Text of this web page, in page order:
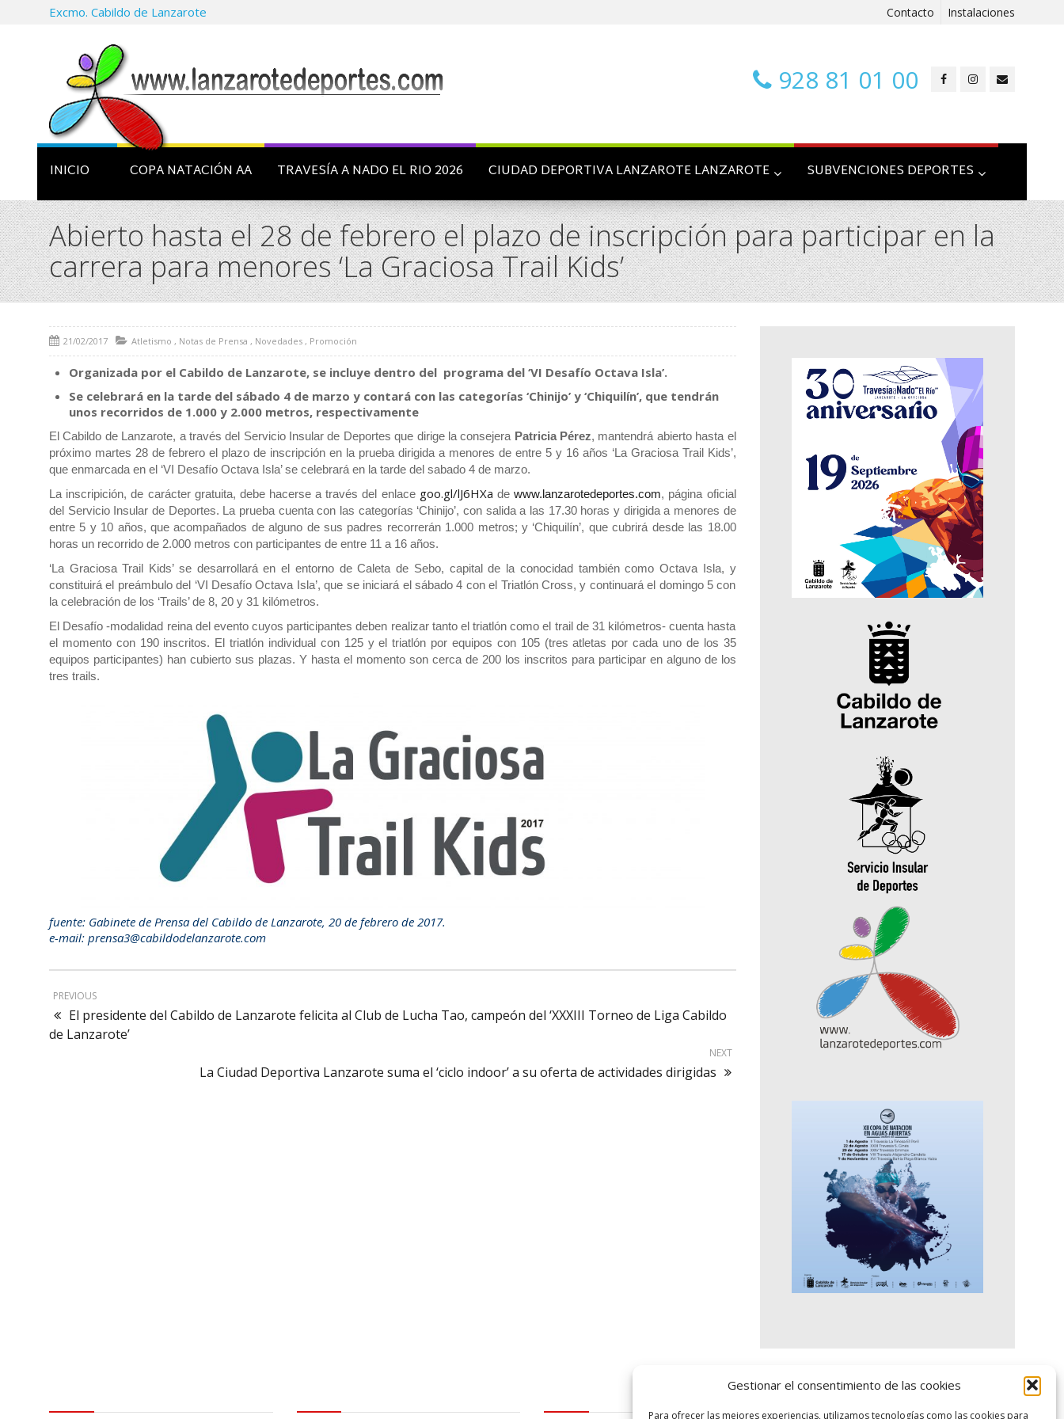
Gestionar el consentimiento de las cookies
Para ofrecer las mejores experiencias, utilizamos tecnologías como las cookies para
Excmo. Cabildo de Lanzarote Contacto Instalaciones
928 81 01 00
INICIO COPA NATACIÓN AA TRAVESÍA A NADO EL RIO 2026 CIUDAD DEPORTIVA LANZAROTE LANZAROTE SUBVENCIONES DEPORTES
Abierto hasta el 28 de febrero el plazo de inscripción para participar en la
carrera para menores ‘La Graciosa Trail Kids’
21/02/2017 Atletismo , Notas de Prensa , Novedades , Promoción
Organizada por el Cabildo de Lanzarote, se incluye dentro del programa del ‘VI Desafío Octava Isla’.
Se celebrará en la tarde del sábado 4 de marzo y contará con las categorías ‘Chinijo’ y ‘Chiquilín’, que tendrán
unos recorridos de 1.000 y 2.000 metros, respectivamente
El Cabildo de Lanzarote, a través del Servicio Insular de Deportes que dirige la consejera Patricia Pérez, mantendrá abierto hasta el
próximo martes 28 de febrero el plazo de inscripción en la prueba dirigida a menores de entre 5 y 16 años ‘La Graciosa Trail Kids’,
que enmarcada en el ‘VI Desafío Octava Isla’ se celebrará en la tarde del sabado 4 de marzo.
La inscripición, de carácter gratuita, debe hacerse a través del enlace goo.gl/lJ6HXa dewww.lanzarotedeportes.com, página oficial
del Servicio Insular de Deportes. La prueba cuenta con las categorías ‘Chinijo’, con salida a las 17.30 horas y dirigida a menores de
entre 5 y 10 años, que acompañados de alguno de sus padres recorrerán 1.000 metros; y ‘Chiquilín’, que cubrirá desde las 18.00
horas un recorrido de 2.000 metros con participantes de entre 11 a 16 años.
‘La Graciosa Trail Kids’ se desarrollará en el entorno de Caleta de Sebo, capital de la conocidad también como Octava Isla, y
constituirá el preámbulo del ‘VI Desafío Octava Isla’, que se iniciará el sábado 4 con el Triatlón Cross, y continuará el domingo 5 con
la celebración de los ‘Trails’ de 8, 20 y 31 kilómetros.
El Desafío -modalidad reina del evento cuyos participantes deben realizar tanto el triatlón como el trail de 31 kilómetros- cuenta hasta
el momento con 190 inscritos. El triatlón individual con 125 y el triatlón por equipos con 105 (tres atletas por cada uno de los 35
equipos participantes) han cubierto sus plazas. Y hasta el momento son cerca de 200 los inscritos para participar en alguno de los
tres trails.
fuente: Gabinete de Prensa del Cabildo de Lanzarote, 20 de febrero de 2017.
e-mail: prensa3@cabildodelanzarote.com
PREVIOUS
El presidente del Cabildo de Lanzarote felicita al Club de Lucha Tao, campeón del ‘XXXIII Torneo de Liga Cabildo
de Lanzarote’
NEXT
La Ciudad Deportiva Lanzarote suma el ‘ciclo indoor’ a su oferta de actividades dirigidas
logo SID